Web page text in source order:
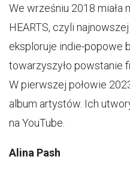
We wrześniu 2018 miała
HEARTS, czyli
eksploruje indie-popowe
towarzyszyło powstanie
W pierwszej połowie
album artystów. Ich
na YouTube.
Alina Pash